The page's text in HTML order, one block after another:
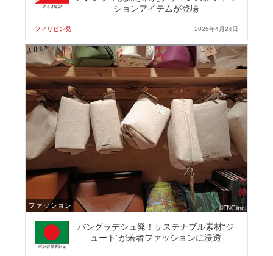
ションアイテムが登場
フィリピン発 2026年4月24日
ファッション
バングラデシュ発！サステナブル素材“ジ
ュート”が若者ファッションに浸透